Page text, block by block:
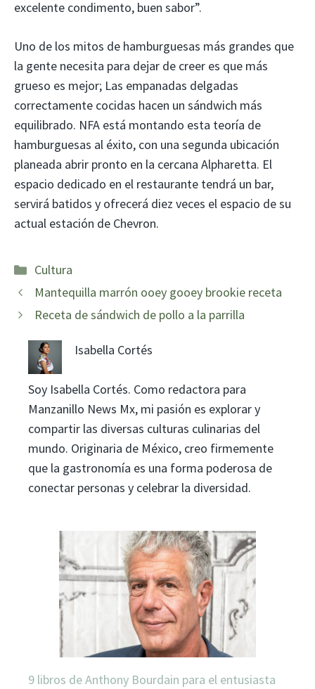
excelente condimento, buen sabor”.
Uno de los mitos de hamburguesas más grandes que
la gente necesita para dejar de creer es que más
grueso es mejor; Las empanadas delgadas
correctamente cocidas hacen un sándwich más
equilibrado. NFA está montando esta teoría de
hamburguesas al éxito, con una segunda ubicación
planeada abrir pronto en la cercana Alpharetta. El
espacio dedicado en el restaurante tendrá un bar,
servirá batidos y ofrecerá diez veces el espacio de su
actual estación de Chevron.
Categorías
Cultura
Mantequilla marrón ooey gooey brookie receta
Receta de sándwich de pollo a la parrilla
Isabella Cortés
Soy Isabella Cortés. Como redactora para
Manzanillo News Mx, mi pasión es explorar y
compartir las diversas culturas culinarias del
mundo. Originaria de México, creo firmemente
que la gastronomía es una forma poderosa de
conectar personas y celebrar la diversidad.
9 libros de Anthony Bourdain para el entusiasta